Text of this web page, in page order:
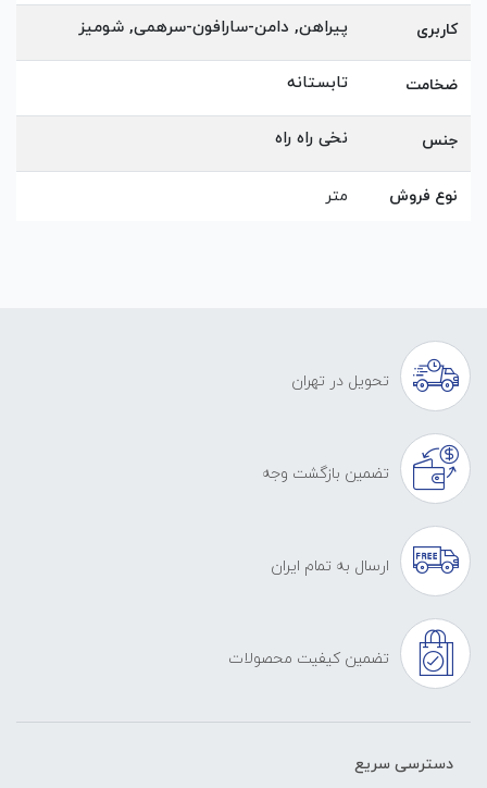
کاربری پیراهن, دامن-سارافون-سرهمی, شومیز
ضخامت تابستانه
جنس نخی راه راه
نوع فروش متر
تحویل در تهران
تضمین بازگشت وجه
ارسال به تمام ایران
تضمین کیفیت محصولات
دسترسی سریع